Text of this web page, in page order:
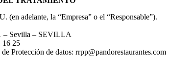
adelante, la “Empresa” o el “Responsable”).
– Sevilla – SEVILLA
16 25
Protección de datos: rrpp@pandorestaurantes.com